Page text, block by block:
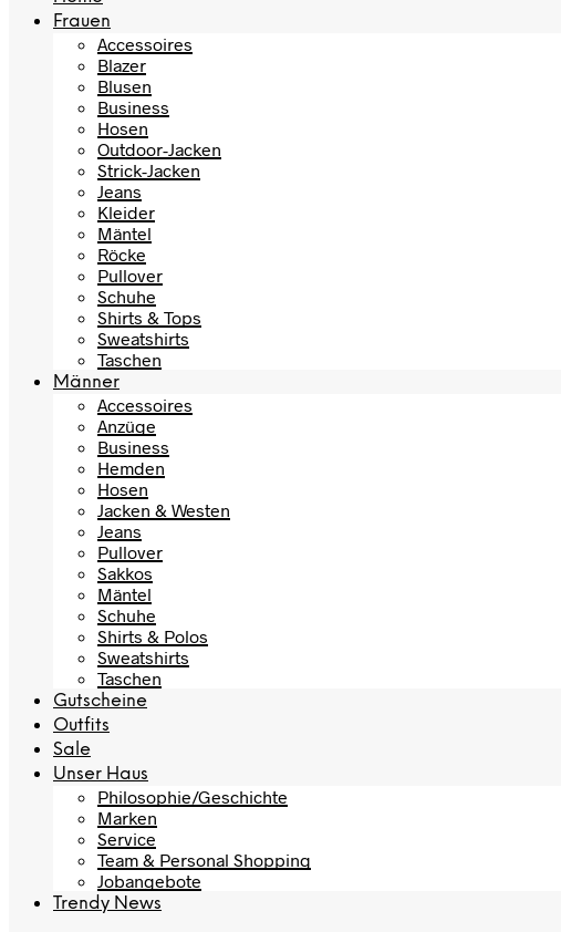
Frauen
Accessoires
Blazer
Blusen
Business
Hosen
Outdoor-Jacken
Strick-Jacken
Jeans
Kleider
Mäntel
Röcke
Pullover
Schuhe
Shirts & Tops
Sweatshirts
Taschen
Männer
Accessoires
Anzüge
Business
Hemden
Hosen
Jacken & Westen
Jeans
Pullover
Sakkos
Mäntel
Schuhe
Shirts & Polos
Sweatshirts
Taschen
Gutscheine
Outfits
Sale
Unser Haus
Philosophie/Geschichte
Marken
Service
Team & Personal Shopping
Jobangebote
Trendy News